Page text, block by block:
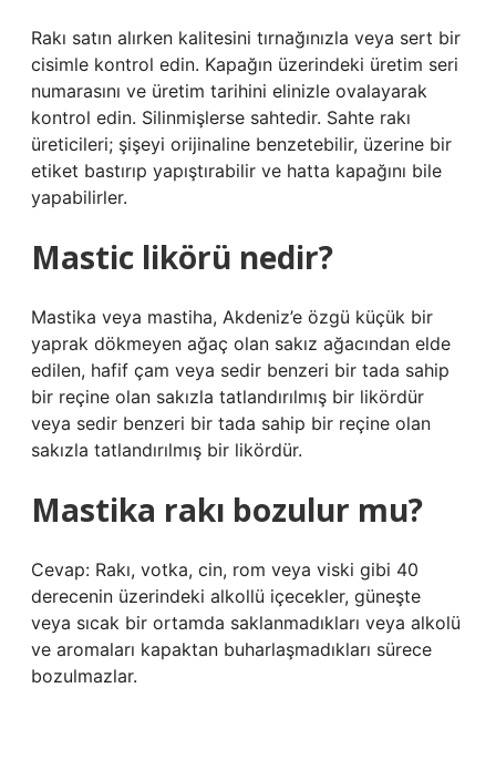
Rakı satın alırken kalitesini tırnağınızla veya sert bir
cisimle kontrol edin. Kapağın üzerindeki üretim seri
numarasını ve üretim tarihini elinizle ovalayarak
kontrol edin. Silinmişlerse sahtedir. Sahte rakı
üreticileri; şişeyi orijinaline benzetebilir, üzerine bir
etiket bastırıp yapıştırabilir ve hatta kapağını bile
yapabilirler.
Mastic likörü nedir?
Mastika veya mastiha, Akdeniz’e özgü küçük bir
yaprak dökmeyen ağaç olan sakız ağacından elde
edilen, hafif çam veya sedir benzeri bir tada sahip
bir reçine olan sakızla tatlandırılmış bir likördür
veya sedir benzeri bir tada sahip bir reçine olan
sakızla tatlandırılmış bir likördür.
Mastika rakı bozulur mu?
Cevap: Rakı, votka, cin, rom veya viski gibi 40
derecenin üzerindeki alkollü içecekler, güneşte
veya sıcak bir ortamda saklanmadıkları veya alkolü
ve aromaları kapaktan buharlaşmadıkları sürece
bozulmazlar.